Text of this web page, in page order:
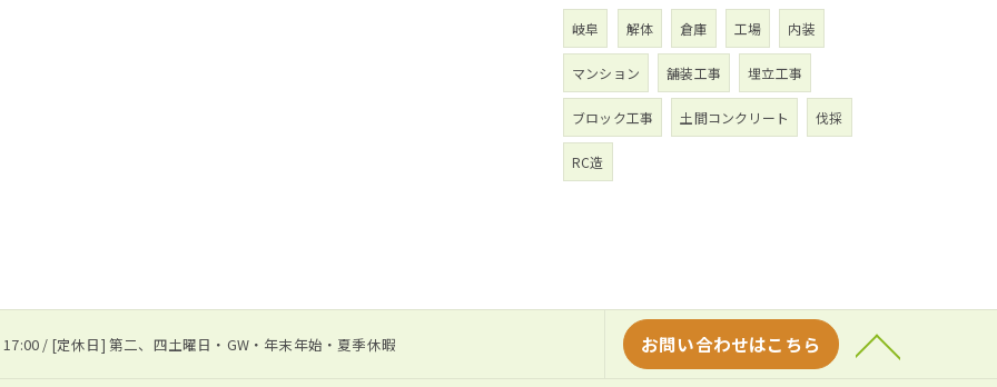
岐阜 解体 倉庫 工場 内装
マンション 舗装工事 埋立工事
ブロック工事 土間コンクリート 伐採
RC造
/ [定休日] 第二、四土曜日・GW・年末年始・夏季休暇 お問い合わせはこちら